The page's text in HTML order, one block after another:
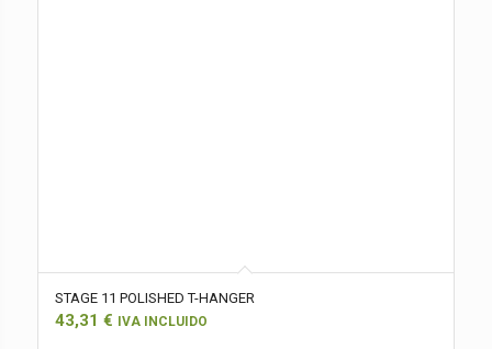
STAGE 11 POLISHED T-HANGER
43,31 € IVA INCLUIDO